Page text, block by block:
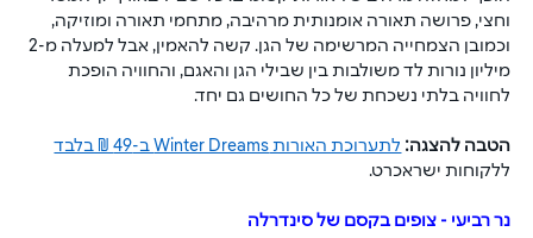
וחצי, פרושה תאורה אומנותית מרהיבה, מתחמי תאורה ומוזיקה,
וכמובן הצמחייה המרשימה של הגן. קשה להאמין, אבל למעלה מ-2
מיליון נורות לד משולבות בין שבילי הגן והאגם, והחוויה הופכת
לחוויה בלתי נשכחת של כל החושים גם יחד.
הטבה להצגה: לתערוכת האורות Winter Dreams ב-49 ₪ בלבד
ללקוחות ישראכרט.
נר רביעי - צופים בקסם של סינדרלה